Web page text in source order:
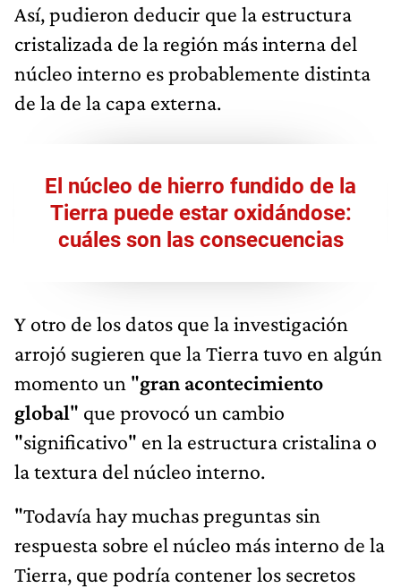
Así, pudieron deducir que la estructura
cristalizada de la región más interna del
núcleo interno es probablemente distinta
de la de la capa externa.
El núcleo de hierro fundido de la
Tierra puede estar oxidándose:
cuáles son las consecuencias
Y otro de los datos que la investigación
arrojó sugieren que la Tierra tuvo en algún
momento un "gran acontecimiento
global" que provocó un cambio
"significativo" en la estructura cristalina o
la textura del núcleo interno.
"Todavía hay muchas preguntas sin
respuesta sobre el núcleo más interno de la
Tierra, que podría contener los secretos